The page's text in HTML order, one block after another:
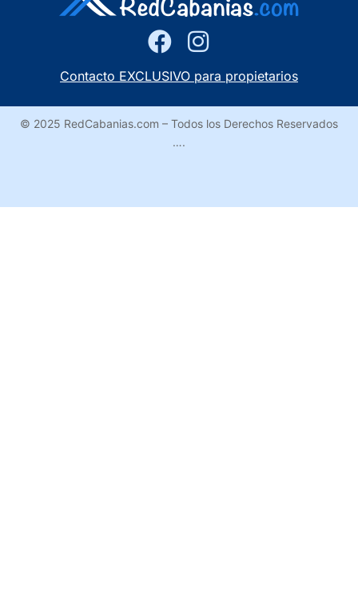
Contacto EXCLUSIVO para propietarios
© 2025 RedCabanias.com – Todos los Derechos Reservados
….